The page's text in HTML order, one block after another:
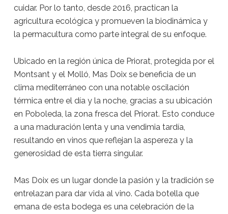
cuidar. Por lo tanto, desde 2016, practican la
agricultura ecológica y promueven la biodinámica y
la permacultura como parte integral de su enfoque.
Ubicado en la región única de Priorat, protegida por el
Montsant y el Molló, Mas Doix se beneficia de un
clima mediterráneo con una notable oscilación
térmica entre el día y la noche, gracias a su ubicación
en Poboleda, la zona fresca del Priorat. Esto conduce
a una maduración lenta y una vendimia tardía,
resultando en vinos que reflejan la aspereza y la
generosidad de esta tierra singular.
Mas Doix es un lugar donde la pasión y la tradición se
entrelazan para dar vida al vino. Cada botella que
emana de esta bodega es una celebración de la